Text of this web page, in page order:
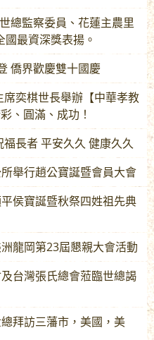
總監察委員、花蓮主農里
最資深獎表揚。
僑界歡慶雙十國慶
奕棋世長舉辦【中華孝教
、圓滿、成功！
長者 平安久久 健康久久
舉行趙公寶誕暨會員大會
侯寶誕暨秋祭四姓祖先典
龍岡第23屆懇親大會活動
台灣張氏總會蒞臨世總謁
拜訪三藩市，美國，美